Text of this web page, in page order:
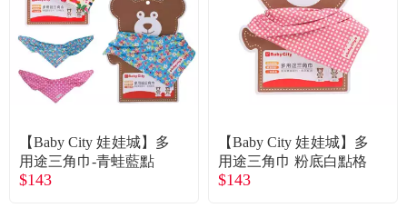
【Baby City 娃娃城】多
用途三角巾-青蛙藍點
$143
【Baby City 娃娃城】多
用途三角巾 粉底白點格
$143